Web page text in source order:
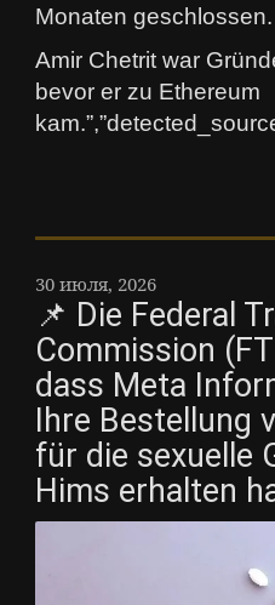
Monaten geschlossen.
Amir Chetrit war
bevor er zu Ethereum
30 июля, 2026
📌 Die Federal
Commission
dass Meta
Ihre Bestellung
für die sexuelle
Hims erhalten